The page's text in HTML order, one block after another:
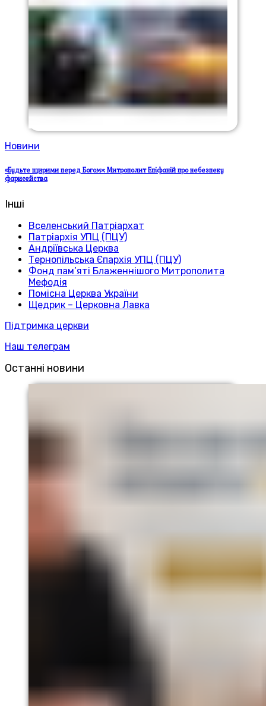
Новини
«Будьте щирими перед Богом»: Митрополит Епіфаній про небезпеку
фарисейства
Інші
Вселенський Патріархат
Патріархія УПЦ (ПЦУ)
Андріївська Церква
Тернопільська Єпархія УПЦ (ПЦУ)
Фонд пам’яті Блаженнішого Митрополита
Мефодія
Помісна Церква України
Щедрик – Церковна Лавка
Підтримка церкви
Наш телеграм
Останні новини